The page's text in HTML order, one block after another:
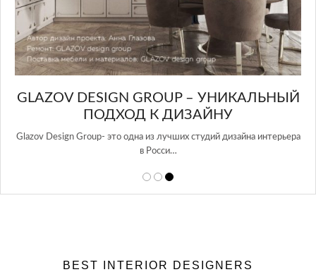
GLAZOV DESIGN GROUP – УНИКАЛЬНЫЙ
ПОДХОД К ДИЗАЙНУ
Glazov Design Group- это одна из лучших студий дизайна интерьера
в Росси…
BEST INTERIOR DESIGNERS